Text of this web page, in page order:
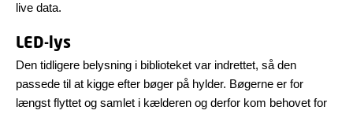
live data.
LED-lys
Den tidligere belysning i biblioteket var indrettet, så den
passede til at kigge efter bøger på hylder. Bøgerne er for
længst flyttet og samlet i kælderen og derfor kom behovet for